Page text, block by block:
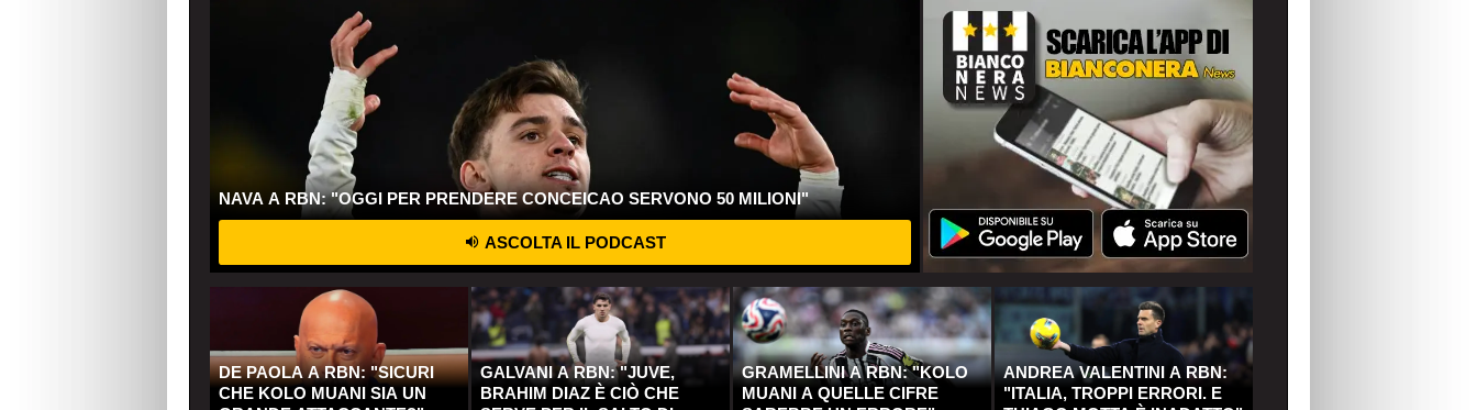
NAVA A RBN: "OGGI PER PRENDERE CONCEICAO SERVONO 50 MILIONI"
ASCOLTA IL PODCAST
DE PAOLA A RBN: "SICURI
CHE KOLO MUANI SIA UN
GALVANI A RBN: "JUVE,
BRAHIM DIAZ È CIÒ CHE
GRAMELLINI A RBN: "KOLO
MUANI A QUELLE CIFRE
ANDREA VALENTINI A RBN:
"ITALIA, TROPPI ERRORI. E